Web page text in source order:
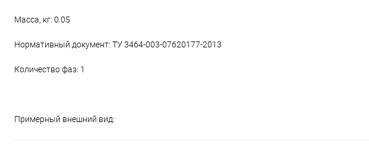
Масса, кг: 0.05
Нормативный документ: ТУ 3464-003-07620177-2013
Количество фаз: 1
Примерный внешний вид: